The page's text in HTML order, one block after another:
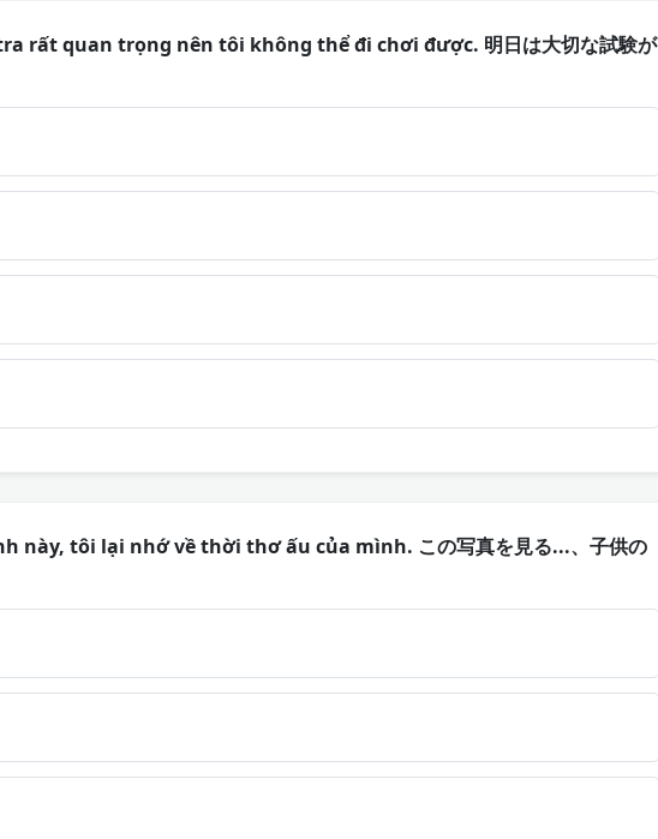
rất quan trọng nên tôi không thể đi chơi được. 明日は大切な試験が
này, tôi lại nhớ về thời thơ ấu của mình. この写真を見る...、子供の